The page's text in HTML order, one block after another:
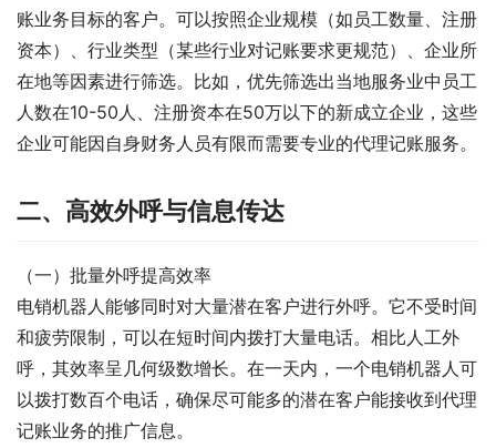
账业务目标的客户。可以按照企业规模（如员工数量、注册
资本）、行业类型（某些行业对记账要求更规范）、企业所
在地等因素进行筛选。比如，优先筛选出当地服务业中员工
人数在10-50人、注册资本在50万以下的新成立企业，这些
企业可能因自身财务人员有限而需要专业的代理记账服务。
二、高效外呼与信息传达
（一）批量外呼提高效率
电销机器人能够同时对大量潜在客户进行外呼。它不受时间
和疲劳限制，可以在短时间内拨打大量电话。相比人工外
呼，其效率呈几何级数增长。在一天内，一个电销机器人可
以拨打数百个电话，确保尽可能多的潜在客户能接收到代理
记账业务的推广信息。